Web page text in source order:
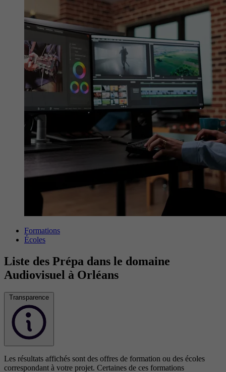
Formations
Écoles
Liste des Prépa dans le domaine
Audiovisuel à Orléans
Transparence
Les résultats affichés sont des offres de formation ou des écoles
correspondant à votre projet. Certaines de ces formations